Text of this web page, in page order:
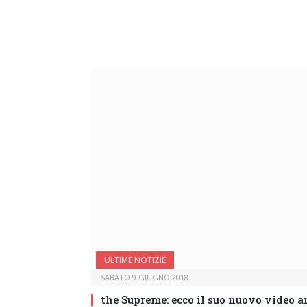
ULTIME NOTIZIE
SABATO 9 GIUGNO 2018
the Supreme: ecco il suo nuovo video